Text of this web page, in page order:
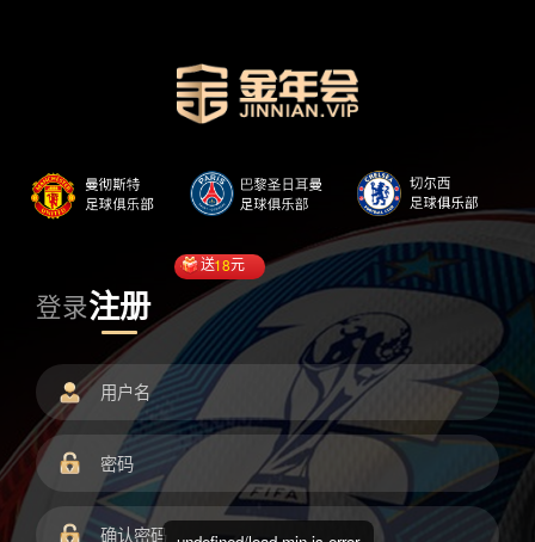
登录注册
送18元